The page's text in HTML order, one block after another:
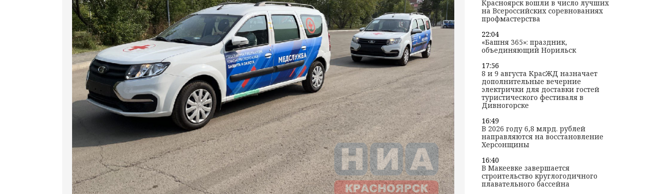
Красноярск вошли в число лучших
на Всероссийских соревнованиях
профмастерства
22:04
«Башня 365»: праздник,
объединяющий Норильск
17:56
8 и 9 августа КрасЖД назначает
дополнительные вечерние
электрички для доставки гостей
туристического фестиваля в
Дивногорске
16:49
В 2026 году 6,8 млрд. рублей
направляются на восстановление
Херсонщины
16:40
В Макеевке завершается
строительство круглогодичного
плавательного бассейна